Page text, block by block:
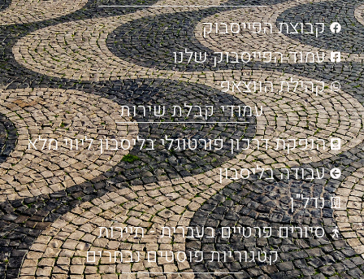
קבוצת הפייסבוק
עמוד הפייסבוק שלנו
קהילת הווצאפ
עמודי קבלת שירות
הנפקת דרכון פורטוגלי בליסבון ליווי מלא
עבודה בליסבון
נדל"ן
סיורים פרטיים בעברית - תיירות
קטגוריות פוסטים נבחרים